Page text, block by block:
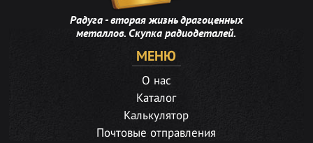
Радуга - вторая жизнь драгоценных
металлов. Скупка радиодеталей.
МЕНЮ
О нас
Каталог
Калькулятор
Почтовые отправления